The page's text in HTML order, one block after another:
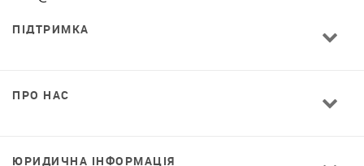
ПІДТРИМКА
ПРО НАС
ЮРИДИЧНА ІНФОРМАЦІЯ